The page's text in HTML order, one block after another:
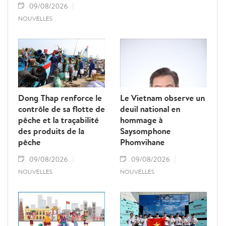
09/08/2026
NOUVELLES
Dong Thap renforce le
contrôle de sa flotte de
pêche et la traçabilité
des produits de la
pêche
09/08/2026
NOUVELLES
Le Vietnam observe un
deuil national en
hommage à
Saysomphone
Phomvihane
09/08/2026
NOUVELLES